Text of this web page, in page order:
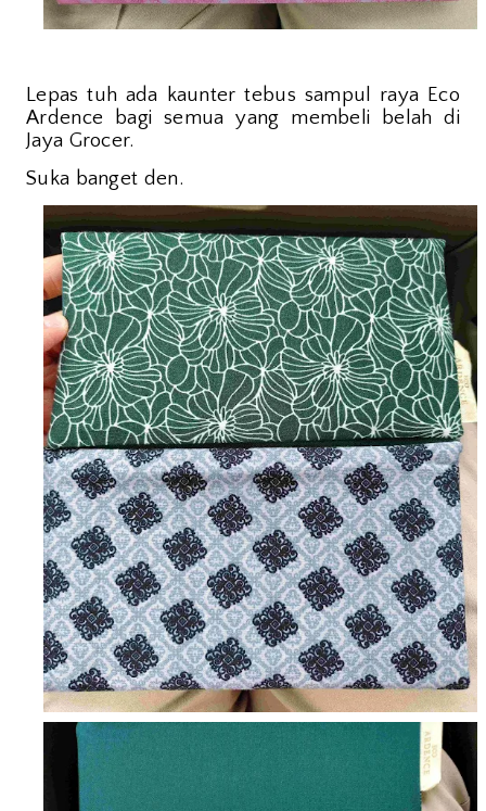
Lepas tuh ada kaunter tebus sampul raya Eco
Ardence bagi semua yang membeli belah di
Jaya Grocer.
Suka banget den.